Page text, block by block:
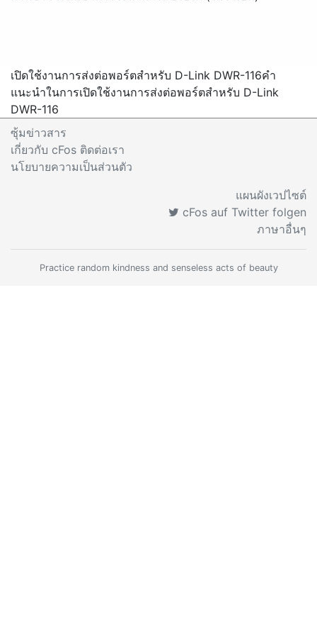
เปิดใช้งานการส่งต่อพอร์ตสำหรับ D-Link DWR-116คำ
แนะนำในการเปิดใช้งานการส่งต่อพอร์ตสำหรับ D-Link
DWR-116
ซุ้มข่าวสาร
เกี่ยวกับ cFos ติดต่อเรา
นโยบายความเป็นส่วนตัว
แผนผังเวปไซต์
cFos auf Twitter folgen
ภาษาอื่นๆ
Practice random kindness and senseless acts of beauty